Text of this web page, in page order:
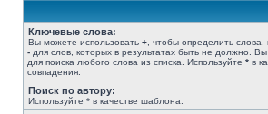
Ключевые слова:
Вы можете использовать + , чтобы определить
- для слов, которых в результатах быть не должно.
для поиска любого слова из списка. Используйте * в
совпадения.
Поиск по автору:
Используйте * в качестве шаблона.